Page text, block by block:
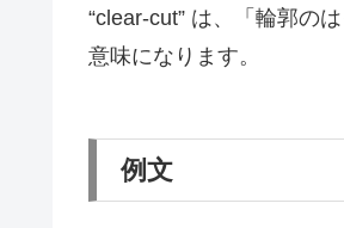
“clear-cut” は、「輪郭の
意味になります。
例文